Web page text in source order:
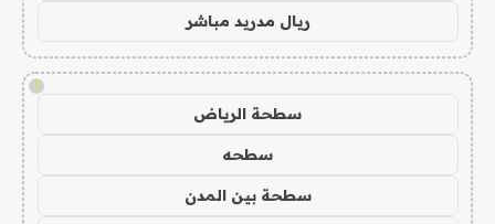
ريال مدريد مباشر
!
سطحة الرياض
سطحه
سطحة بين المدن